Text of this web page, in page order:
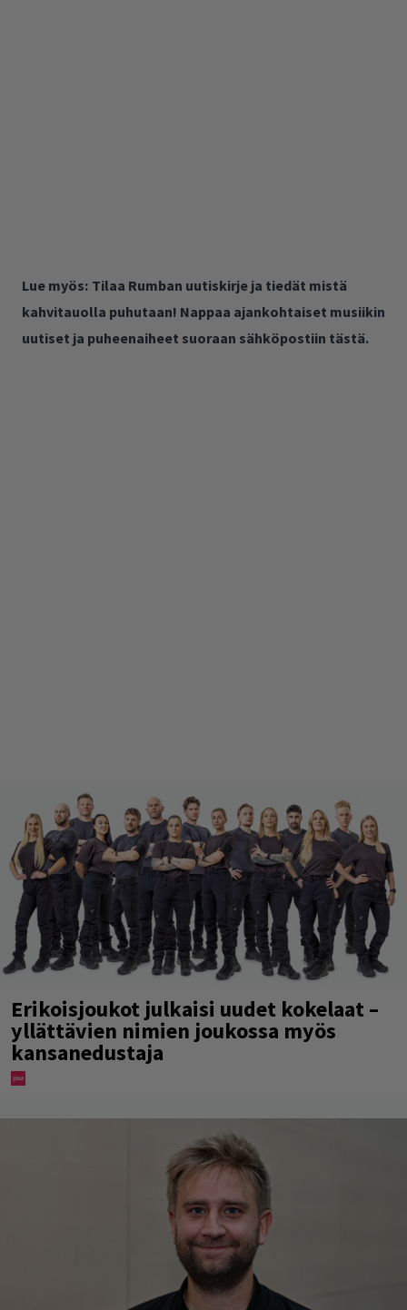
Lue myös: Tilaa Rumban uutiskirje ja tiedät mistä
kahvitauolla puhutaan! Nappaa ajankohtaiset musiikin
uutiset ja puheenaiheet suoraan sähköpostiin tästä.
Erikoisjoukot julkaisi uudet kokelaat –
yllättävien nimien joukossa myös
kansanedustaja